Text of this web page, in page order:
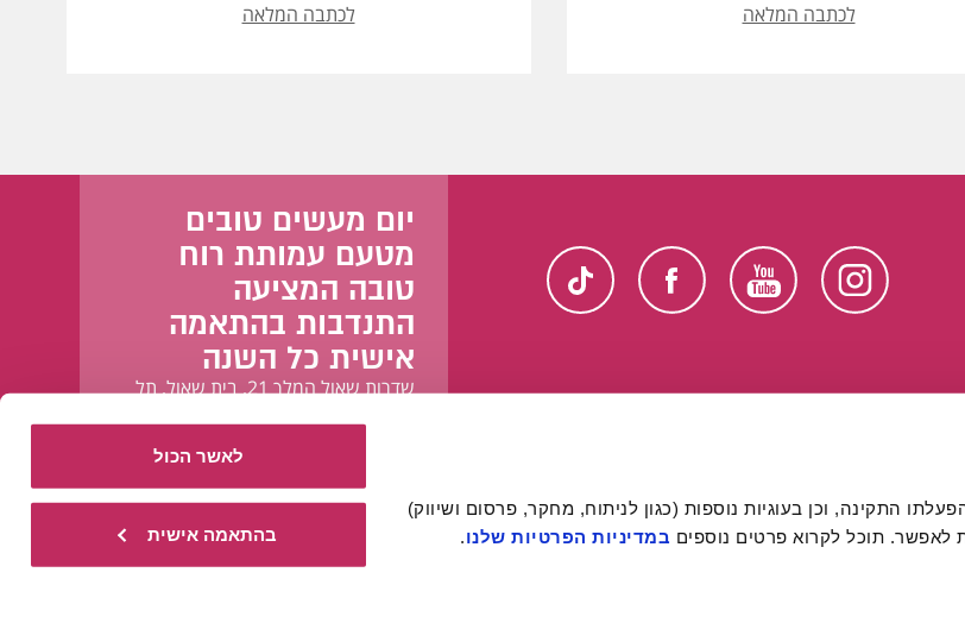
לאפשר. תוכל לקרוא פרטים נוספים במדיניות הפרטיות שלנו.
לאשר הכול
בהתאמה אישית
לכתבה המלאה
לכתבה המלאה
יום מעשים טובים
מטעם עמותת רוח
טובה המציעה
התנדבות בהתאמה
אישית כל השנה
שדרות שאול המלך 21, בית שאול, תל